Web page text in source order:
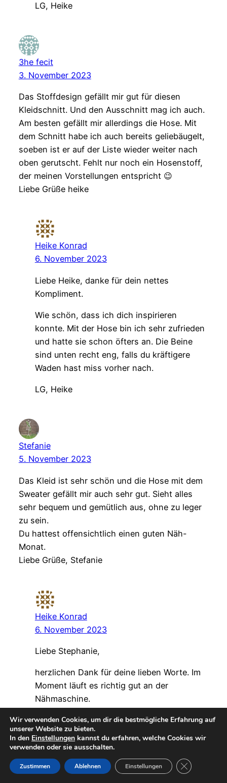
LG, Heike
3he fecit
3. November 2023
Das Stoffdesign gefällt mir gut für diesen
Kleidschnitt. Und den Ausschnitt mag ich auch.
Am besten gefällt mir allerdings die Hose. Mit
dem Schnitt habe ich auch bereits geliebäugelt,
soeben ist er auf der Liste wieder weiter nach
oben gerutscht. Fehlt nur noch ein Hosenstoff,
der meinen Vorstellungen entspricht 😉
Liebe Grüße heike
Heike Konrad
6. November 2023
Liebe Heike, danke für dein nettes
Kompliment.
Wie schön, dass ich dich inspirieren
konnte. Mit der Hose bin ich sehr zufrieden
und hatte sie schon öfters an. Die Beine
sind unten recht eng, falls du kräftigere
Waden hast miss vorher nach.
LG, Heike
Stefanie
5. November 2023
Das Kleid ist sehr schön und die Hose mit dem
Sweater gefällt mir auch sehr gut. Sieht alles
sehr bequem und gemütlich aus, ohne zu leger
zu sein.
Du hattest offensichtlich einen guten Näh-
Monat.
Liebe Grüße, Stefanie
Heike Konrad
6. November 2023
Liebe Stephanie,
herzlichen Dank für deine lieben Worte. Im
Moment läuft es richtig gut an der
Nähmaschine.
LG, Heike
Traude Rostrose
Wir verwenden Cookies, um dir die bestmögliche Erfahrung auf
unserer Website zu bieten.
In den Einstellungen kannst du erfahren, welche Cookies wir
verwenden oder sie ausschalten.
Zustimmen Ablehnen Einstellungen GDPR